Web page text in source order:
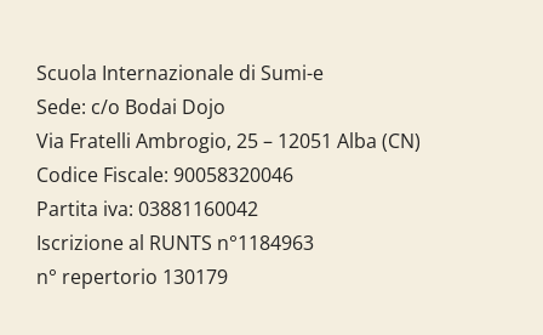
Scuola Internazionale di Sumi-e
Sede: c/o Bodai Dojo
Via Fratelli Ambrogio, 25 – 12051 Alba (CN)
Codice Fiscale: 90058320046
Partita iva: 03881160042
Iscrizione al RUNTS n°1184963
n° repertorio 130179